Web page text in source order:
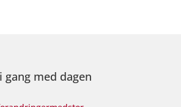
gang med dagen